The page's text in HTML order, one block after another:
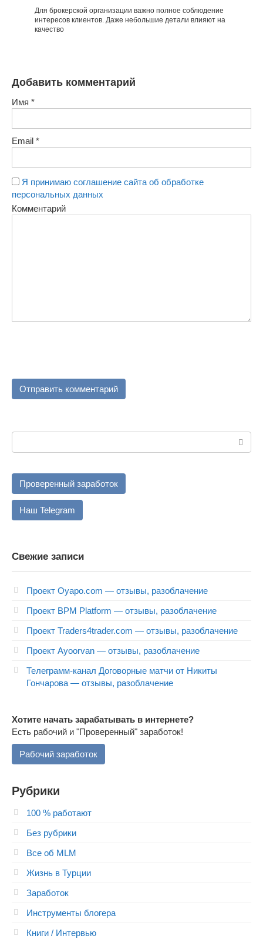
Для брокерской организации важно полное соблюдение
интересов клиентов. Даже небольшие детали влияют на
качество
Добавить комментарий
Имя *
Email *
Я принимаю соглашение сайта об обработке
персональных данных
Комментарий
Проверенный заработок
Наш Telegram
Свежие записи
Проект Oyapo.com — отзывы, разоблачение
Проект BPM Platform — отзывы, разоблачение
Проект Traders4trader.com — отзывы, разоблачение
Проект Ayoorvan — отзывы, разоблачение
Телеграмм-канал Договорные матчи от Никиты
Гончарова — отзывы, разоблачение
Хотите начать зарабатывать в интернете?
Есть рабочий и "Проверенный" заработок!
Рабочий заработок
Рубрики
100 % работают
Без рубрики
Все об MLM
Жизнь в Турции
Заработок
Инструменты блогера
Книги / Интервью